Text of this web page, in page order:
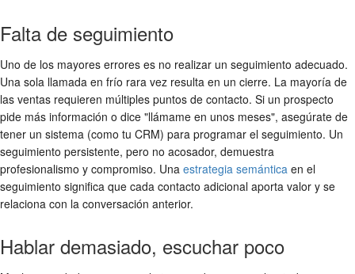
Falta de seguimiento
Uno de los mayores errores es no realizar un seguimiento adecuado.
Una sola llamada en frío rara vez resulta en un cierre. La mayoría de
las ventas requieren múltiples puntos de contacto. Si un prospecto
pide más información o dice "llámame en unos meses", asegúrate de
tener un sistema (como tu CRM) para programar el seguimiento. Un
seguimiento persistente, pero no acosador, demuestra
profesionalismo y compromiso. Una estrategia semántica en el
seguimiento significa que cada contacto adicional aporta valor y se
relaciona con la conversación anterior.
Hablar demasiado, escuchar poco